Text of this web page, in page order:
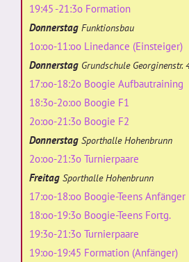
19:45 -21:3o Formation
Donnerstag Funktionsbau
1o:oo-11:oo Linedance (Einsteiger)
Donnerstag Grundschule Georginenstr.
17:oo-18:2o Boogie Aufbautraining
18:3o-2o:oo Boogie F1
2o:oo-21:3o Boogie F2
Donnerstag Sporthalle Hohenbrunn
2o:oo-21:3o Turnierpaare
Freitag Sporthalle Hohenbrunn
17:oo-18:oo Boogie-Teens Anfänger
18:oo-19:3o Boogie-Teens Fortg.
19:3o-21:3o Turnierpaare
19:oo-19:45 Formation (Anfänger)